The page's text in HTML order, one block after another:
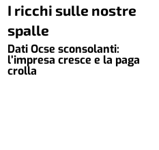
I ricchi sulle nostre
spalle
Dati Ocse sconsolanti:
l’impresa cresce e la paga
crolla